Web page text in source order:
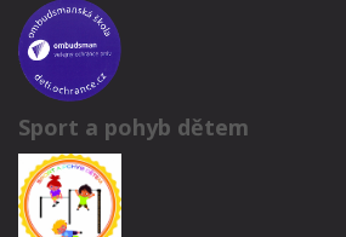
Sport a pohyb dětem